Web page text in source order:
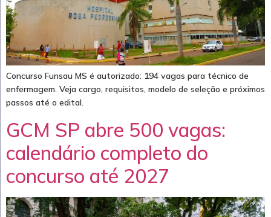
Concurso Funsau MS é autorizado: 194 vagas para técnico de
enfermagem. Veja cargo, requisitos, modelo de seleção e próximos
passos até o edital.
GCM SP abre 500 vagas:
calendário completo do
concurso até 2027